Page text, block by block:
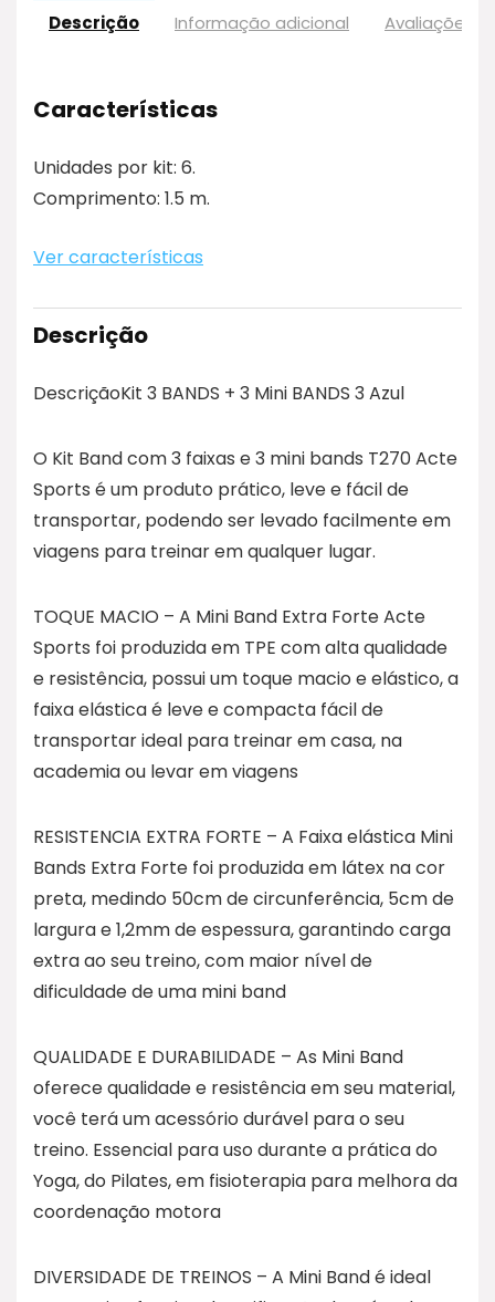
Descrição Informação adicional Avaliações
Características
Unidades por kit: 6.
Comprimento: 1.5 m.
Ver características
Descrição
DescriçãoKit 3 BANDS + 3 Mini BANDS 3 Azul
O Kit Band com 3 faixas e 3 mini bands T270 Acte
Sports é um produto prático, leve e fácil de
transportar, podendo ser levado facilmente em
viagens para treinar em qualquer lugar.
TOQUE MACIO – A Mini Band Extra Forte Acte
Sports foi produzida em TPE com alta qualidade
e resistência, possui um toque macio e elástico, a
faixa elástica é leve e compacta fácil de
transportar ideal para treinar em casa, na
academia ou levar em viagens
RESISTENCIA EXTRA FORTE – A Faixa elástica Mini
Bands Extra Forte foi produzida em látex na cor
preta, medindo 50cm de circunferência, 5cm de
largura e 1,2mm de espessura, garantindo carga
extra ao seu treino, com maior nível de
dificuldade de uma mini band
QUALIDADE E DURABILIDADE – As Mini Band
oferece qualidade e resistência em seu material,
você terá um acessório durável para o seu
treino. Essencial para uso durante a prática do
Yoga, do Pilates, em fisioterapia para melhora da
coordenação motora
DIVERSIDADE DE TREINOS – A Mini Band é ideal